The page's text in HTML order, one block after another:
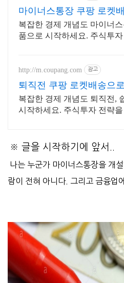
마이너스통장 쿠팡 로켓
복잡한 경제 개념도 마이너
품으로 시작하세요. 주식투
http://m.coupang.com 광고
퇴직전 쿠팡 로켓배송으
복잡한 경제 개념도 퇴직전,
시작하세요. 주식투자 전략
※ 글을 시작하기에 앞서..
나는 누군가 마이너스통장을 개
람이 전혀 아니다. 그리고 금융업